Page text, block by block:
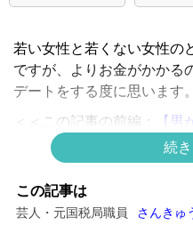
若い女性と若くない女性の
ですが、よりお金がかかる
デートをする度に思います
＜＜この記事の前編：
【
と、かからないオンナ。ど
若い人ほど「些細なこ
男性でも女性でも、20歳く
続
この記事は
芸人・元国税局職員 さんきゅ